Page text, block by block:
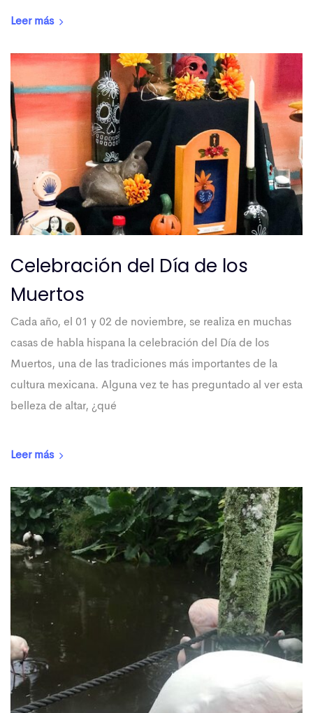
Leer más
Celebración del Día de los
Muertos
Cada año, el 01 y 02 de noviembre, se realiza en muchas
casas de habla hispana la celebración del Día de los
Muertos, una de las tradiciones más importantes de la
cultura mexicana. Alguna vez te has preguntado al ver esta
belleza de altar, ¿qué
Leer más